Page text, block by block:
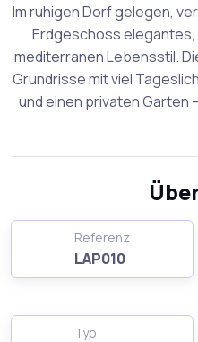
Im ruhigen Dorf gelegen,
Erdgeschoss elegantes,
mediterranen Lebensstil.
Grundrisse mit viel
und einen privaten Garten
Referenz
LAP010
Typ